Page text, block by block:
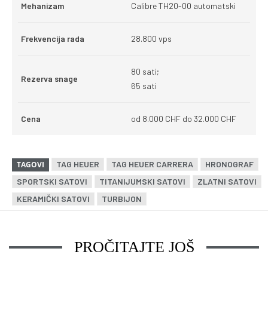
Mehanizam Calibre TH20-00 automatski
Frekvencija rada 28.800 vps
Rezerva snage
80 sati;
65 sati
Cena od 8.000 CHF do 32.000 CHF
TAGOVI TAG HEUER TAG HEUER CARRERA
HRONOGRAF
SPORTSKI SATOVI
TITANIJUMSKI SATOVI
ZLATNI SATOVI
KERAMIČKI SATOVI
TURBIJON
PROČITAJTE JOŠ